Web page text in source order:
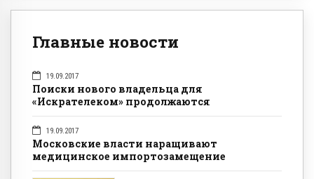
Главные новости
19.09.2017
Поиски нового владельца для
«Искрателеком» продолжаются
19.09.2017
Московские власти наращивают
медицинское импортозамещение